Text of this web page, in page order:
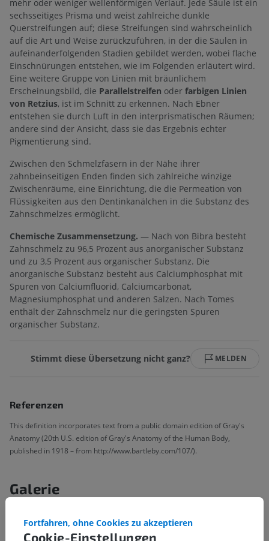
mehr oder weniger wellenförmigen Verlauf. Jede Säule ist ein
sechsseitiges Prisma und weist zahlreiche dunkle
Querstreifungen auf; diese Streifungen sind wahrscheinlich
auf die Art und Weise zurückzuführen, in der die Säulen in
aufeinanderfolgenden Stadien gebildet werden, wobei flache
Einschnürungen entstehen, wie im Folgenden erläutert wird.
Eine weitere Gruppe von Linien mit bräunlichem
Erscheinungsbild, die Parallelstreifen oder farbigen Linien
von Retzius, ist im Schnitt zu erkennen. Nach Ebner
entstehen sie durch Luft in den interprismatischen Räumen;
andere sind der Ansicht, dass sie das Ergebnis echter
Pigmentierung sind.
Zwischen den Schmelzfasern in der Nähe ihrer
zahnbeinseitigen Enden finden sich zahlreiche winzige
Zwischenräume, eine Einrichtung, die die Permeation von
Flüssigkeiten aus den Dentinkanälchen in die Substanz des
Zahnschmelzes ermöglicht.
Chemische Zusammensetzung. — Nach von Bibra besteht
Zahnschmelz zu 96,5 Prozent aus anorganischer Substanz
und zu 3,5 Prozent aus organischer Substanz. Die
anorganische Substanz besteht aus Calciumphosphat mit
Spuren von Calciumfluorid, Calciumcarbonat,
Magnesiumphosphat und anderen Salzen. Nach Tomes
enthält der Zahnschmelz nur die geringsten Spuren
organischer Substanz.
Stimmt diese Übersetzung nicht ganz? MELDEN
Referenzen
This definition incorporates text from a public domain edition of Gray's
Anatomy (20th U.S. edition of Gray's Anatomy of the Human Body,
published in 1918 – from http://www.bartleby.com/107/).
Galerie
Cookie-Einstellungen
Fortfahren, ohne Cookies zu akzeptieren